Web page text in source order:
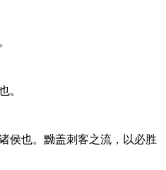
。
侯也。黝盖刺客之流，以必胜